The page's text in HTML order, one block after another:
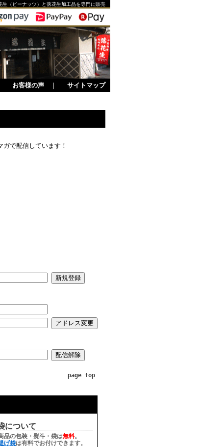
生（ピーナッツ）と落花生加工品を専門に販売
お客様の声 ｜ サイトマップ
で配信しています！
page top
について
品の包装・熨斗・袋は無料。
げ袋は有料でお付けできます。